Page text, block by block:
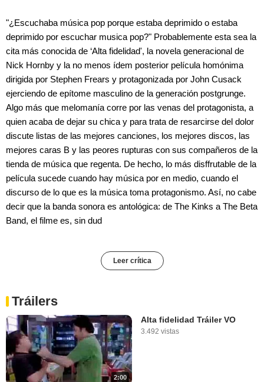
"¿Escuchaba música pop porque estaba deprimido o estaba
deprimido por escuchar musica pop?" Probablemente esta sea la
cita más conocida de ‘Alta fidelidad', la novela generacional de
Nick Hornby y la no menos ídem posterior película homónima
dirigida por Stephen Frears y protagonizada por John Cusack
ejerciendo de epítome masculino de la generación postgrunge.
Algo más que melomanía corre por las venas del protagonista, a
quien acaba de dejar su chica y para trata de resarcirse del dolor
discute listas de las mejores canciones, los mejores discos, las
mejores caras B y las peores rupturas con sus compañeros de la
tienda de música que regenta. De hecho, lo más disffrutable de la
película sucede cuando hay música por en medio, cuando el
discurso de lo que es la música toma protagonismo. Así, no cabe
decir que la banda sonora es antológica: de The Kinks a The Beta
Band, el filme es, sin dud
Leer crítica
Tráilers
2:00
Alta fidelidad Tráiler VO
3.492 vistas